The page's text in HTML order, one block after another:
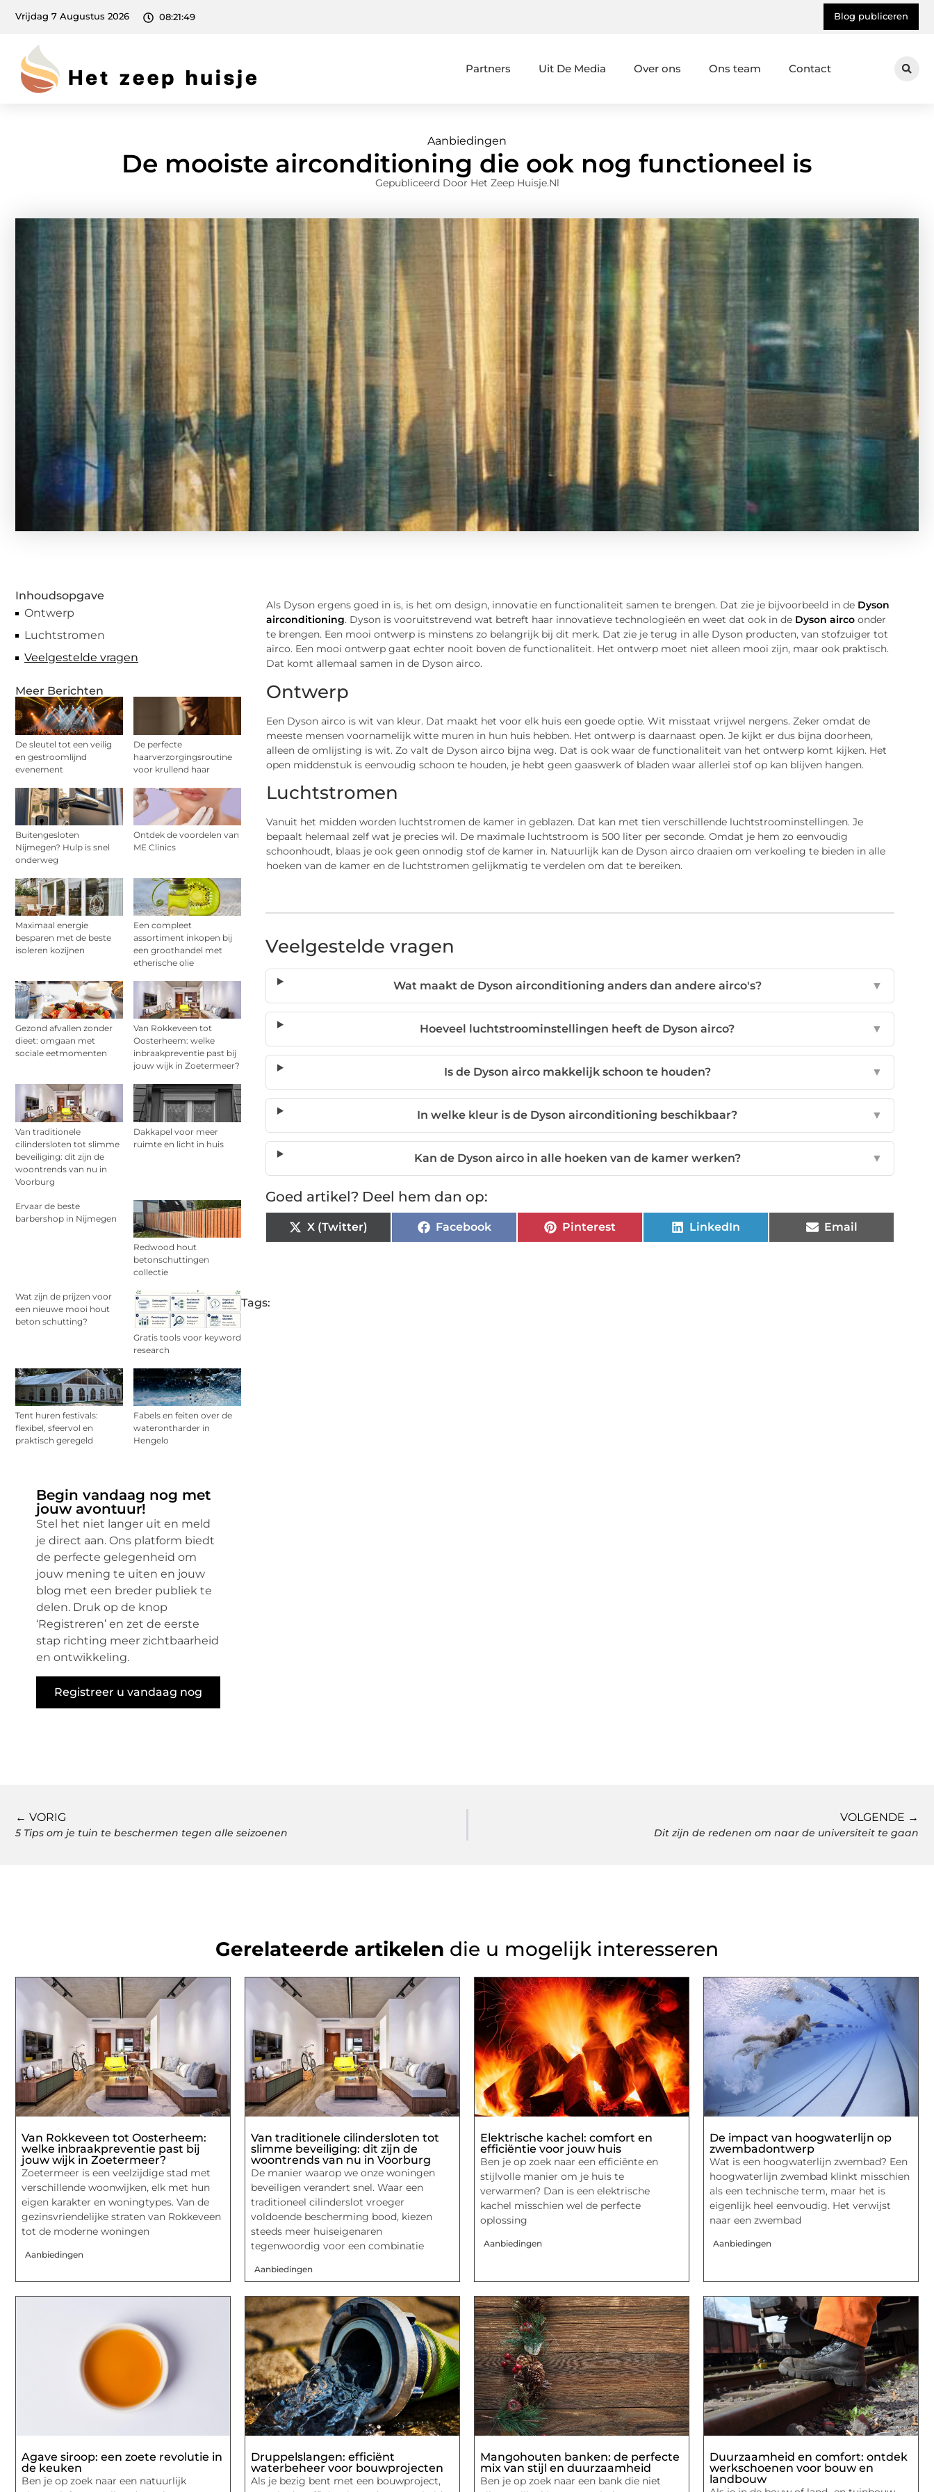
Vrijdag 7 Augustus 2026 08:21:51 Blog publiceren
Partners Uit De Media Over ons Ons team Contact
Aanbiedingen
De mooiste airconditioning die ook nog functioneel is
Gepubliceerd Door Het Zeep Huisje.nl
Inhoudsopgave
Ontwerp
Luchtstromen
Veelgestelde vragen
Meer Berichten
De sleutel tot een veilig
en gestroomlijnd
evenement
De perfecte
haarverzorgingsroutine
voor krullend haar
Buitengesloten
Nijmegen? Hulp is snel
onderweg
Ontdek de voordelen van
ME Clinics
Maximaal energie
besparen met de beste
isoleren kozijnen
Een compleet
assortiment inkopen bij
een groothandel met
etherische olie
Gezond afvallen zonder
dieet: omgaan met
sociale eetmomenten
Van Rokkeveen tot
Oosterheem: welke
inbraakpreventie past bij
jouw wijk in Zoetermeer?
Van traditionele
cilindersloten tot slimme
beveiliging: dit zijn de
woontrends van nu in
Voorburg
Dakkapel voor meer
ruimte en licht in huis
Ervaar de beste
barbershop in Nijmegen
Redwood hout
betonschuttingen
collectie
Wat zijn de prijzen voor
een nieuwe mooi hout
beton schutting?
Gratis tools voor keyword
research
Tent huren festivals:
flexibel, sfeervol en
praktisch geregeld
Fabels en feiten over de
waterontharder in
Hengelo
Begin vandaag nog met
jouw avontuur!
Stel het niet langer uit en meld
je direct aan. Ons platform biedt
de perfecte gelegenheid om
jouw mening te uiten en jouw
blog met een breder publiek te
delen. Druk op de knop
‘Registreren’ en zet de eerste
stap richting meer zichtbaarheid
en ontwikkeling.
Registreer u vandaag nog
Als Dyson ergens goed in is, is het om design, innovatie en functionaliteit samen te brengen. Dat zie je bijvoorbeeld in de Dyson
airconditioning. Dyson is vooruitstrevend wat betreft haar innovatieve technologieën en weet dat ook in de Dyson airco onder
te brengen. Een mooi ontwerp is minstens zo belangrijk bij dit merk. Dat zie je terug in alle Dyson producten, van stofzuiger tot
airco. Een mooi ontwerp gaat echter nooit boven de functionaliteit. Het ontwerp moet niet alleen mooi zijn, maar ook praktisch.
Dat komt allemaal samen in de Dyson airco.
Ontwerp
Een Dyson airco is wit van kleur. Dat maakt het voor elk huis een goede optie. Wit misstaat vrijwel nergens. Zeker omdat de
meeste mensen voornamelijk witte muren in hun huis hebben. Het ontwerp is daarnaast open. Je kijkt er dus bijna doorheen,
alleen de omlijsting is wit. Zo valt de Dyson airco bijna weg. Dat is ook waar de functionaliteit van het ontwerp komt kijken. Het
open middenstuk is eenvoudig schoon te houden, je hebt geen gaaswerk of bladen waar allerlei stof op kan blijven hangen.
Luchtstromen
Vanuit het midden worden luchtstromen de kamer in geblazen. Dat kan met tien verschillende luchtstroominstellingen. Je
bepaalt helemaal zelf wat je precies wil. De maximale luchtstroom is 500 liter per seconde. Omdat je hem zo eenvoudig
schoonhoudt, blaas je ook geen onnodig stof de kamer in. Natuurlijk kan de Dyson airco draaien om verkoeling te bieden in alle
hoeken van de kamer en de luchtstromen gelijkmatig te verdelen om dat te bereiken.
Veelgestelde vragen
Wat maakt de Dyson airconditioning anders dan andere airco's? ▼
Hoeveel luchtstroominstellingen heeft de Dyson airco? ▼
Is de Dyson airco makkelijk schoon te houden? ▼
In welke kleur is de Dyson airconditioning beschikbaar? ▼
Kan de Dyson airco in alle hoeken van de kamer werken? ▼
Goed artikel? Deel hem dan op:
X (Twitter) Facebook Pinterest LinkedIn Email
Tags:
← VORIG
5 Tips om je tuin te beschermen tegen alle seizoenen
VOLGENDE →
Dit zijn de redenen om naar de universiteit te gaan
Gerelateerde artikelen die u mogelijk interesseren
Van Rokkeveen tot Oosterheem:
welke inbraakpreventie past bij
jouw wijk in Zoetermeer?
Zoetermeer is een veelzijdige stad met
verschillende woonwijken, elk met hun
eigen karakter en woningtypes. Van de
gezinsvriendelijke straten van Rokkeveen
tot de moderne woningen
Aanbiedingen
Van traditionele cilindersloten tot
slimme beveiliging: dit zijn de
woontrends van nu in Voorburg
De manier waarop we onze woningen
beveiligen verandert snel. Waar een
traditioneel cilinderslot vroeger
voldoende bescherming bood, kiezen
steeds meer huiseigenaren
tegenwoordig voor een combinatie
Aanbiedingen
Elektrische kachel: comfort en
efficiëntie voor jouw huis
Ben je op zoek naar een efficiënte en
stijlvolle manier om je huis te
verwarmen? Dan is een elektrische
kachel misschien wel de perfecte
oplossing
Aanbiedingen
De impact van hoogwaterlijn op
zwembadontwerp
Wat is een hoogwaterlijn zwembad? Een
hoogwaterlijn zwembad klinkt misschien
als een technische term, maar het is
eigenlijk heel eenvoudig. Het verwijst
naar een zwembad
Aanbiedingen
Agave siroop: een zoete revolutie in
de keuken
Ben je op zoek naar een natuurlijk
Druppelslangen: efficiënt
waterbeheer voor bouwprojecten
Als je bezig bent met een bouwproject,
Mangohouten banken: de perfecte
mix van stijl en duurzaamheid
Ben je op zoek naar een bank die niet
Duurzaamheid en comfort: ontdek
werkschoenen voor bouw en
landbouw